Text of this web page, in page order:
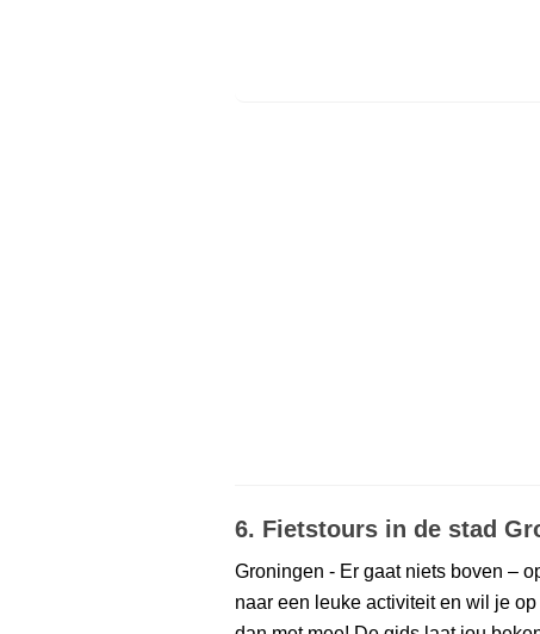
6. Fietstours in de stad
Groningen - Er gaat niets boven –
naar een leuke activiteit en wil je